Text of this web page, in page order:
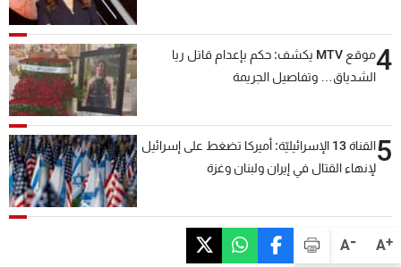
A+
A-
4
موقع MTV يكشف: حكم بإعدام قاتل ريا
الشدياق… وتفاصيل الجريمة
5
القناة 13 الإسرائيليّة: أميركا تضغط على إسرائيل
لإنهاء القتال في إيران ولبنان وغزة